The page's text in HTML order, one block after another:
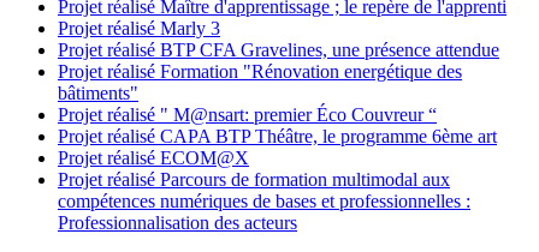
Projet réalisé Maître d'apprentissage ; le repère de l'apprenti
Projet réalisé Marly 3
Projet réalisé BTP CFA Gravelines, une présence attendue
Projet réalisé Formation "Rénovation energétique des
bâtiments"
Projet réalisé " M@nsart: premier Éco Couvreur “
Projet réalisé CAPA BTP Théâtre, le programme 6ème art
Projet réalisé ECOM@X
Projet réalisé Parcours de formation multimodal aux
compétences numériques de bases et professionnelles :
Professionnalisation des acteurs